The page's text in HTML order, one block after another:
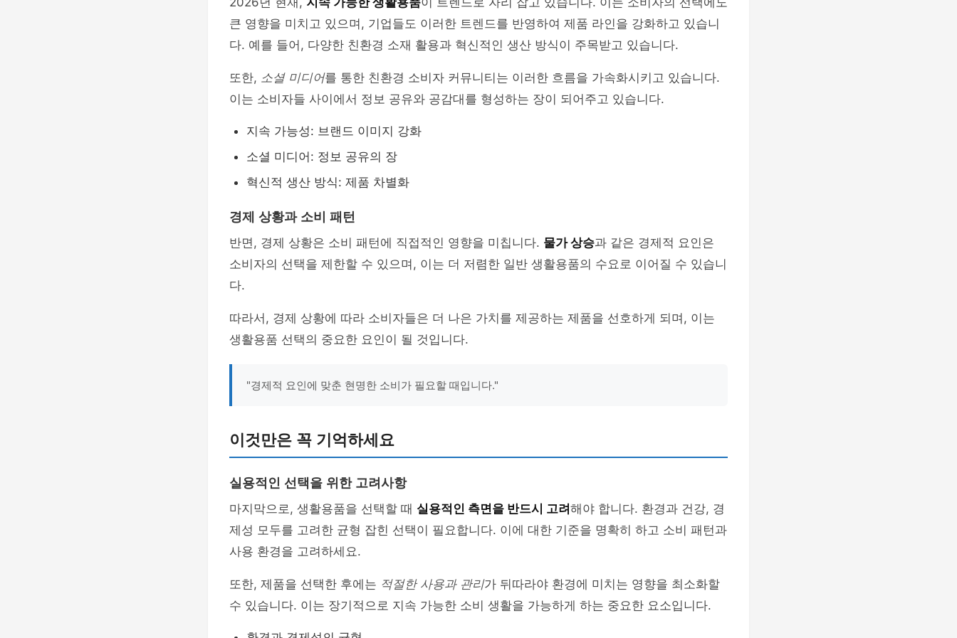
큰 영향을 미치고 있으며, 기업들도 이러한 트렌드를 반영하여 제품 라인을 강화하고 있습니
다. 예를 들어, 다양한 친환경 소재 활용과 혁신적인 생산 방식이 주목받고 있습니다.
또한, 소셜 미디어를 통한 친환경 소비자 커뮤니티는 이러한 흐름을 가속화시키고 있습니다.
이는 소비자들 사이에서 정보 공유와 공감대를 형성하는 장이 되어주고 있습니다.
지속 가능성: 브랜드 이미지 강화
소셜 미디어: 정보 공유의 장
혁신적 생산 방식: 제품 차별화
경제 상황과 소비 패턴
반면, 경제 상황은 소비 패턴에 직접적인 영향을 미칩니다. 물가 상승과 같은 경제적 요인은
소비자의 선택을 제한할 수 있으며, 이는 더 저렴한 일반 생활용품의 수요로 이어질 수 있습니
다.
따라서, 경제 상황에 따라 소비자들은 더 나은 가치를 제공하는 제품을 선호하게 되며, 이는
생활용품 선택의 중요한 요인이 될 것입니다.
"경제적 요인에 맞춘 현명한 소비가 필요할 때입니다."
이것만은 꼭 기억하세요
실용적인 선택을 위한 고려사항
마지막으로, 생활용품을 선택할 때 실용적인 측면을 반드시 고려해야 합니다. 환경과 건강, 경
제성 모두를 고려한 균형 잡힌 선택이 필요합니다. 이에 대한 기준을 명확히 하고 소비 패턴과
사용 환경을 고려하세요.
또한, 제품을 선택한 후에는 적절한 사용과 관리가 뒤따라야 환경에 미치는 영향을 최소화할
수 있습니다. 이는 장기적으로 지속 가능한 소비 생활을 가능하게 하는 중요한 요소입니다.